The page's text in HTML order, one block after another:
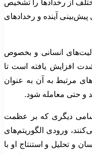
از رخدادها را تشخیص
پیش‌بینی آینده و رخدادهای
انسانی و بخصوص
شدت افزایش یافته است تا
مرتبط به آن به عنوان
و حتی معامله شود.
اسامی دیگری که بر عظمت
ورودی الگوریتم‌های
و تحلیل و استنتاج او با